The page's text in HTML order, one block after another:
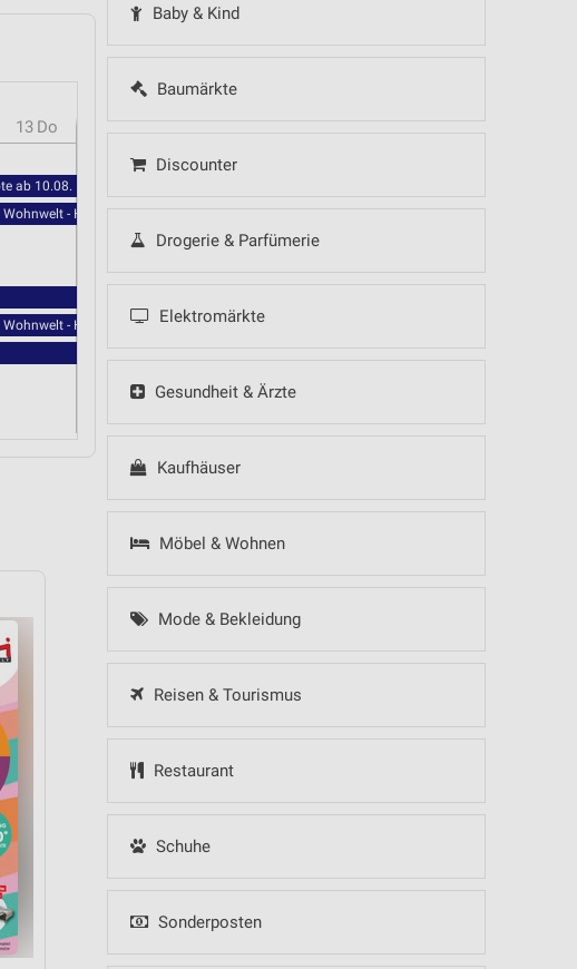
Baby & Kind
Baumärkte
Discounter
Drogerie & Parfümerie
Elektromärkte
Gesundheit & Ärzte
Kaufhäuser
Möbel & Wohnen
Mode & Bekleidung
Reisen & Tourismus
Restaurant
Schuhe
Sonderposten
13 Do
ab 10.08.
- Hot Sommer Sale
Wohnwelt - Hot Sommer Sale